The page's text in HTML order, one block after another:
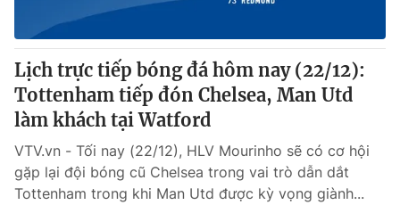
Lịch trực tiếp bóng đá hôm nay (22/12):
Tottenham tiếp đón Chelsea, Man Utd
làm khách tại Watford
VTV.vn - Tối nay (22/12), HLV Mourinho sẽ có cơ hội
gặp lại đội bóng cũ Chelsea trong vai trò dẫn dắt
Tottenham trong khi Man Utd được kỳ vọng giành...